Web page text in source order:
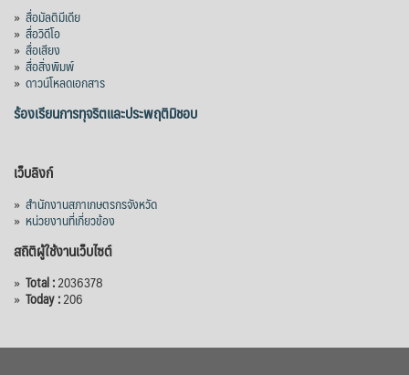
» สื่อมัลติมีเดีย
» สื่อวิดีโอ
» สื่อเสียง
» สื่อสิ่งพิมพ์
» ดาวน์โหลดเอกสาร
ร้องเรียนการทุจริตและประพฤติมิชอบ
เว็บลิงก์
» สำนักงานสภาเกษตรกรจังหวัด
» หน่วยงานที่เกี่ยวข้อง
สถิติผู้ใช้งานเว็บไซต์
» Total :2036378
» Today :206